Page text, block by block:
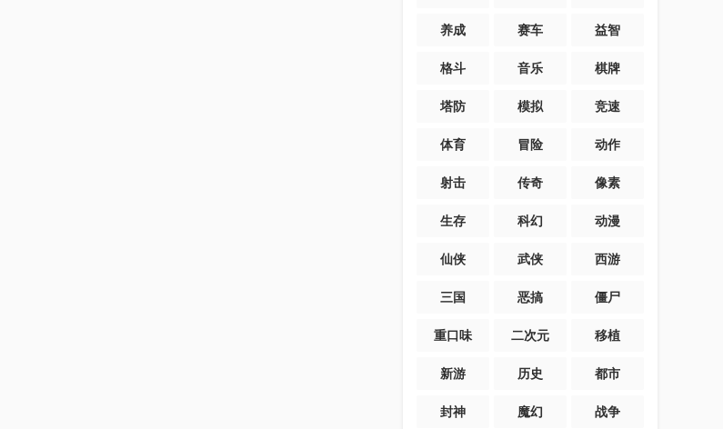
养成 赛车 益智
格斗 音乐 棋牌
塔防 模拟 竞速
体育 冒险 动作
射击 传奇 像素
生存 科幻 动漫
仙侠 武侠 西游
三国 恶搞 僵尸
重口味 二次元 移植
新游 历史 都市
封神 魔幻 战争